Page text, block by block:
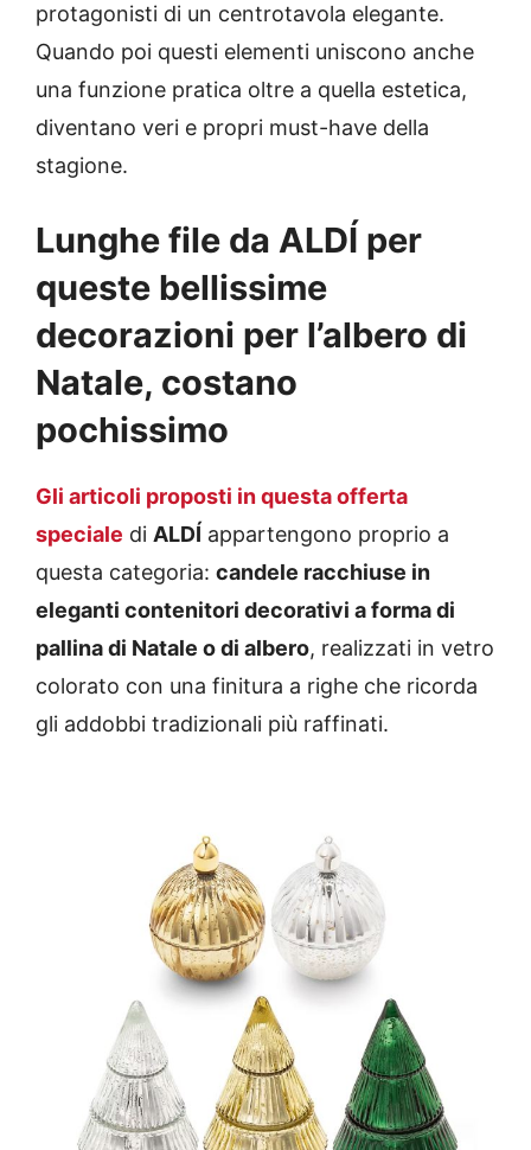
protagonisti di un centrotavola elegante.
Quando poi questi elementi uniscono anche
una funzione pratica oltre a quella estetica,
diventano veri e propri must-have della
stagione.
Lunghe file da ALDÍ per
queste bellissime
decorazioni per l’albero di
Natale, costano
pochissimo
Gli articoli proposti in questa offerta
speciale di ALDÍ appartengono proprio a
questa categoria: candele racchiuse in
eleganti contenitori decorativi a forma di
pallina di Natale o di albero, realizzati in vetro
colorato con una finitura a righe che ricorda
gli addobbi tradizionali più raffinati.